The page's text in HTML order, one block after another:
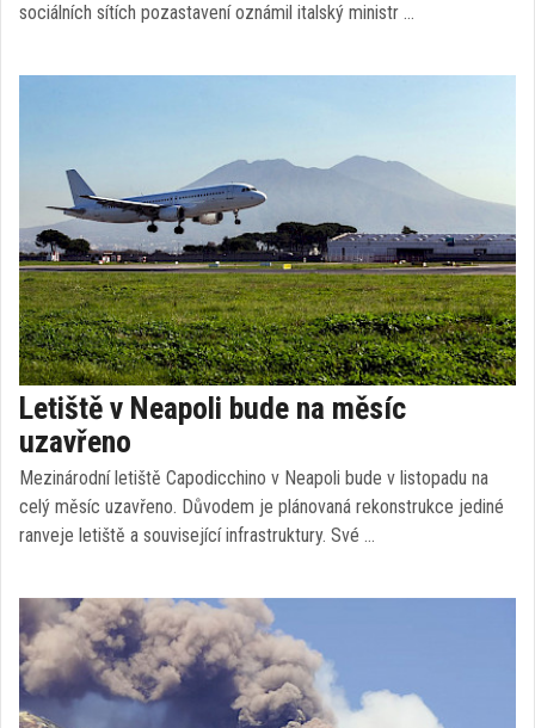
sociálních sítích pozastavení oznámil italský ministr …
Letiště v Neapoli bude na měsíc
uzavřeno
Mezinárodní letiště Capodicchino v Neapoli bude v listopadu na
celý měsíc uzavřeno. Důvodem je plánovaná rekonstrukce jediné
ranveje letiště a související infrastruktury. Své …